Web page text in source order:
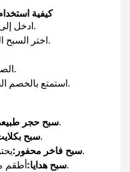
كيفية
ادخل إلى موقع متجر مسبحة الإلكتروني.
اختر السبح التي ترغب بها وأضفها إلى السلة.
الصق كود الخصم في خانة الكوبون.
استمتع بالخصم الفوري 10% على إجمالي الطلب.
سبح حجرمثل العقيق والفيروز والكوك.
سبحبتصاميم نادرة وخامات أصلية.
سبح فاخر محفور:يحتوي على نقوش خاصة أو رسائل.
سبح هدايا:أطقم مسبحة مع صناديق تغليف فخمة.